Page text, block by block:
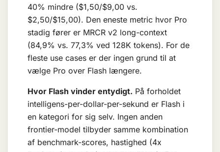
40% mindre ($1,50/$9,00 vs.
$2,50/$15,00). Den eneste metric hvor Pro
stadig fører er MRCR v2 long-context
(84,9% vs. 77,3% ved 128K tokens). For de
fleste use cases er der ingen grund til at
vælge Pro over Flash længere.
Hvor Flash vinder entydigt. På forholdet
intelligens-per-dollar-per-sekund er Flash i
en kategori for sig selv. Ingen anden
frontier-model tilbyder samme kombination
af benchmark-scores, hastighed (4x